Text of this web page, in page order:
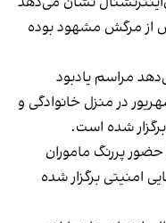
از مرگش مشهود بوده
مراسم یادبود
و هفتمین روز مرگش روز ۱۸ شهریور در منزل خانوادگی و
شده است.
پررنگ ماموران
امنیتی برگزار شده